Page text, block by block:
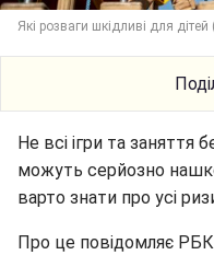
Які розваги шкідливі для дітей
Не всі ігри та заняття
можуть серйозно
варто знати про усі
Про це повідомляє